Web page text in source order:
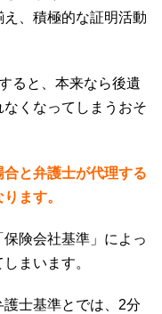
、積極的な証明活動
ると、本来なら後遺
くなってしまうおそ
と弁護士が代理する
ます。
険会社基準」によっ
まいます。
士基準とでは、 2分